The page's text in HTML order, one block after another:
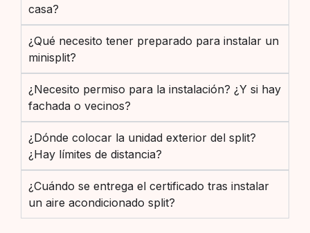
casa?
¿Qué necesito tener preparado para instalar un
minisplit?
¿Necesito permiso para la instalación? ¿Y si hay
fachada o vecinos?
¿Dónde colocar la unidad exterior del split?
¿Hay límites de distancia?
¿Cuándo se entrega el certificado tras instalar
un aire acondicionado split?